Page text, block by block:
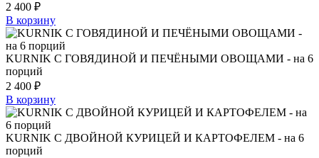
2 400 ₽
В корзину
KURNIK С ГОВЯДИНОЙ И ПЕЧЁНЫМИ ОВОЩАМИ - на 6
порций
2 400 ₽
В корзину
KURNIK С ДВОЙНОЙ КУРИЦЕЙ И КАРТОФЕЛЕМ - на 6
порций